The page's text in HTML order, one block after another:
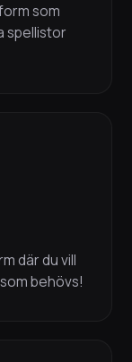
som
spellistor
där du vill
behövs!